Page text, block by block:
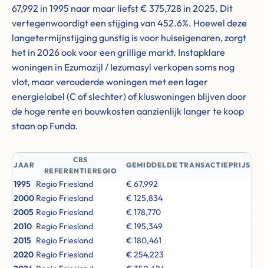
67,992 in 1995 naar maar liefst € 375,728 in 2025. Dit
vertegenwoordigt een stijging van 452.6%. Hoewel deze
langetermijnstijging gunstig is voor huiseigenaren, zorgt
het in 2026 ook voor een grillige markt. Instapklare
woningen in Ezumazijl / Iezumasyl verkopen soms nog
vlot, maar verouderde woningen met een lager
energielabel (C of slechter) of kluswoningen blijven door
de hoge rente en bouwkosten aanzienlijk langer te koop
staan op Funda.
JAAR
CBS
REFERENTIEREGIO
GEMIDDELDE TRANSACTIEPRIJS
1995 Regio Friesland
€ 67,992
2000 Regio Friesland
€ 125,834
2005 Regio Friesland
€ 178,770
2010 Regio Friesland
€ 195,349
2015 Regio Friesland
€ 180,461
2020 Regio Friesland
€ 254,223